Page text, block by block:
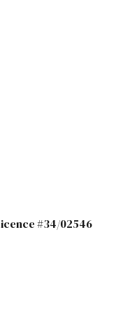
#34/02546